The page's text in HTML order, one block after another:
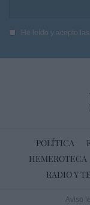
He leído y acepto las
POLÍTICA
HEMEROTECA
RADIO Y
Aviso